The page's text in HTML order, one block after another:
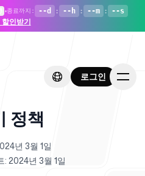
•종료까지 : --d : --h : --m : --s
할인받기
로그인
로그인
정책
년 3월 1일
: 2024년 3월 1일